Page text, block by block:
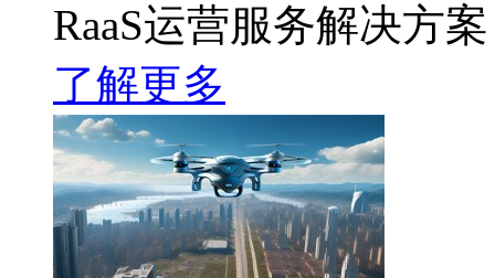
RaaS运营服务解决方案
了解更多